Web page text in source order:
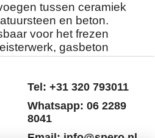
tussen ceramiek
en beton.
voor het frezen
gasbeton
Tel: +31 320 793011
Whatsapp: 06 2289
8041